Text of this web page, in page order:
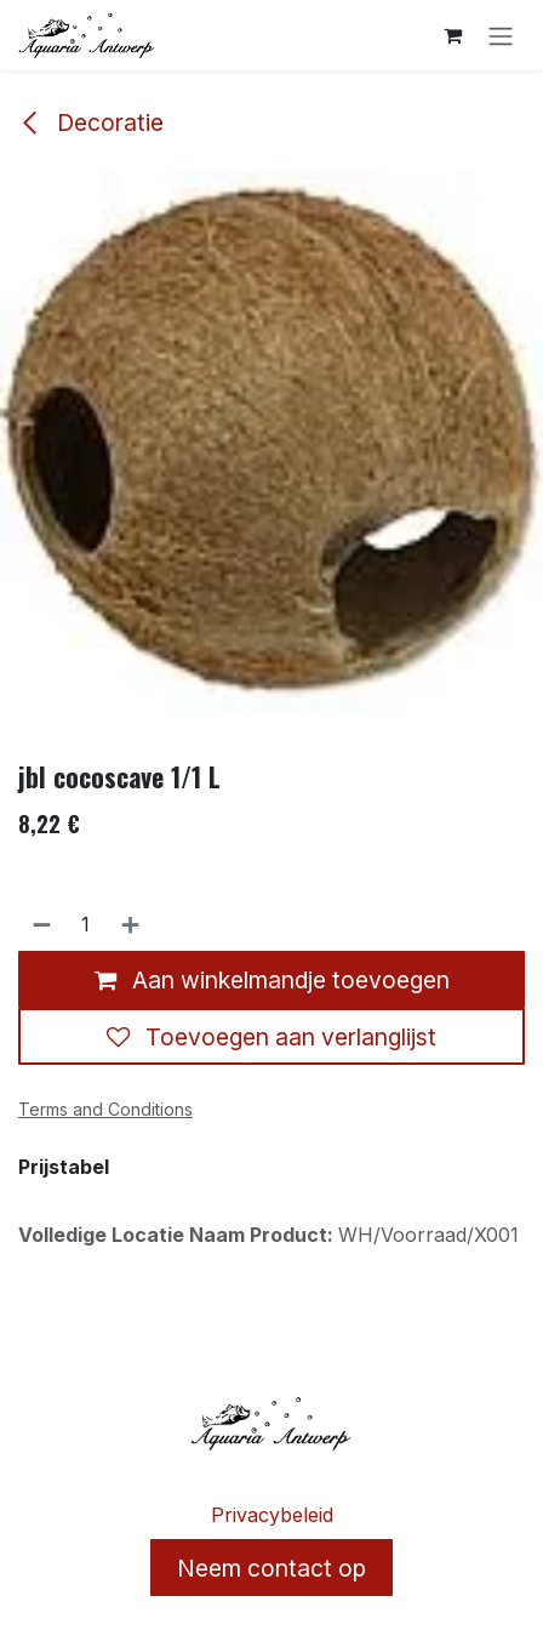
Overslaan naar inhoud
Decoratie
jbl cocoscave 1/1 L
8,22 €
Aan winkelmandje toevoegen
Toevoegen aan verlanglijst
Terms and Conditions
Prijstabel
Volledige Locatie Naam Product: WH/Voorraad/X001
Privacybeleid
Neem contact op